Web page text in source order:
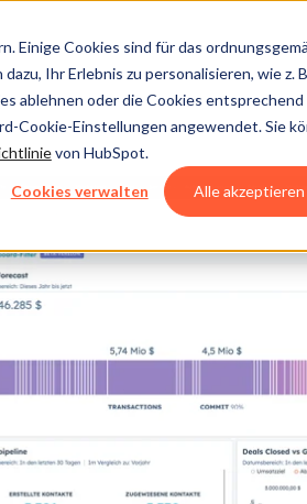
Einige Cookies sind für das
Ihr Erlebnis zu personalisieren, wie z.
ablehnen oder die Cookies
Cookie-Einstellungen angewendet. Sie
von HubSpot.
Cookies verwalten Alle akzeptieren